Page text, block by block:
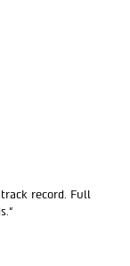
record. Full